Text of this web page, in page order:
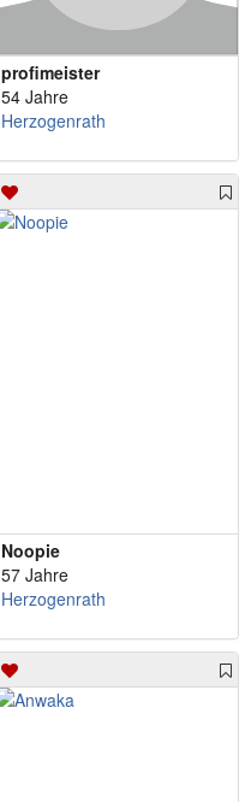
profimeister
54 Jahre
Herzogenrath
Noopie
57 Jahre
Herzogenrath